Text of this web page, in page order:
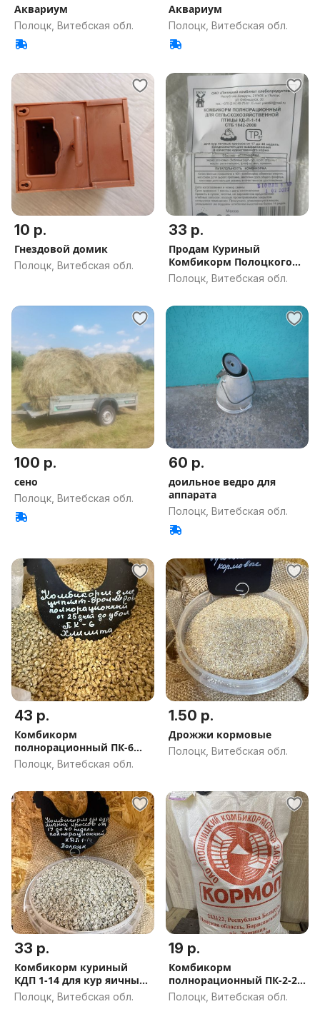
Аквариум
Полоцк, Витебская обл.
Аквариум
Полоцк, Витебская обл.
10 р.
Гнездовой домик
Полоцк, Витебская обл.
33 р.
Продам Куриный
Комбикорм Полоцкого
КХП
Полоцк, Витебская обл.
100 р.
сено
Полоцк, Витебская обл.
60 р.
доильное ведро для
аппарата
Полоцк, Витебская обл.
43 р.
Комбикорм
полнорационный ПК-6
для цыплят-бройлеров
высокопротеиновый от
Полоцк, Витебская обл.
1.50 р.
Дрожжи кормовые
Полоцк, Витебская обл.
33 р.
Комбикорм куриный
КДП 1-14 для кур яичных
кроссов от 17 до 40
недель
Полоцк, Витебская обл.
19 р.
Комбикорм
полнорационный ПК-2-2
для ремонтного
молодняка кур яичных
Полоцк, Витебская обл.